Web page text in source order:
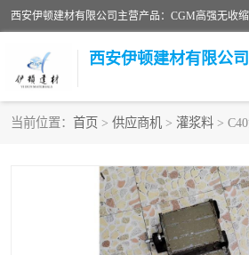
西安伊顿建材有限公司
当前位置： 首页 > 供应商机 > 灌浆料 >
修
水